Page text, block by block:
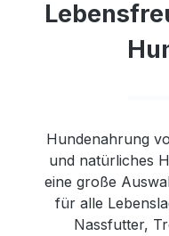
Hundenahrung
und natürliches
eine große
für alle
Nassfutter,